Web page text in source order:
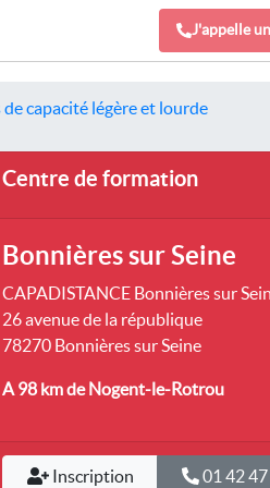
J'appelle
capacité légère et lourde
Centre de formation
Bonnières sur Seine
CAPADISTANCE Bonnières sur
26 avenue de la république
78270 Bonnières sur Seine
A 98 kmde Nogent-le-Rotrou
Inscription 01 42 47